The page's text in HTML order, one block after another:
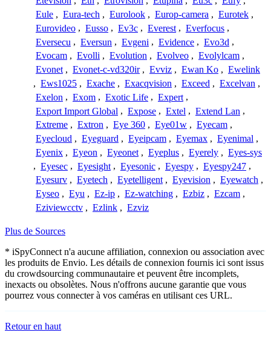
Eule , Eura-tech , Eurolook , Europ-camera , Eurotek ,
Eurovideo , Eusso , Ev3c , Everest , Everfocus ,
Eversecu , Eversun , Evgeni , Evidence , Evo3d ,
Evocam , Evolli , Evolution , Evolveo , Evolylcam ,
Evonet , Evonet-c-vd320ir , Evviz , Ewan Ko , Ewelink
, Ews1025 , Exache , Exacqvision , Exceed , Excelvan ,
Exelon , Exom , Exotic Life , Expert ,
Export Import Global , Expose , Extel , Extend Lan ,
Extreme , Extron , Eye 360 , Eye01w , Eyecam ,
Eyecloud , Eyeguard , Eyeipcam , Eyemax , Eyenimal ,
Eyenix , Eyeon , Eyeonet , Eyeplus , Eyerely , Eyes-sys
, Eyesec , Eyesight , Eyesonic , Eyespy , Eyespy247 ,
Eyesurv , Eyetech , Eyetelligent , Eyevision , Eyewatch ,
Eyseo , Eyu , Ez-ip , Ez-watching , Ezbiz , Ezcam ,
Eziviewcctv , Ezlink , Ezviz
Plus de Sources
* iSpyConnect n'a aucune affiliation, connexion ou association avec
les produits de Envio. Les détails de connexion fournis ici sont issus
du crowdsourcing communautaire et peuvent être incomplets,
inexacts ou obsolètes. Nous n'offrons aucune garantie que vous
pourrez vous connecter à vos caméras en utilisant ces URL.
Retour en haut